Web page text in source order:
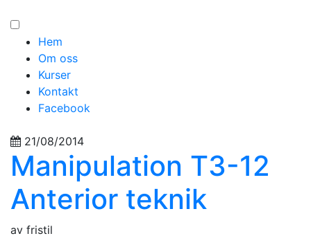
Hem
Om oss
Kurser
Kontakt
Facebook
21/08/2014
Manipulation T3-12
Anterior teknik
av fristil